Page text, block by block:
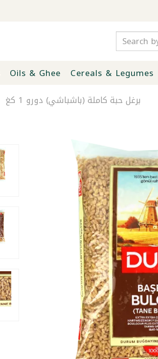
Oils & Ghee Cereals & Legumes
برغل حبة كاملة (باشباشي) دورو 1 كغ